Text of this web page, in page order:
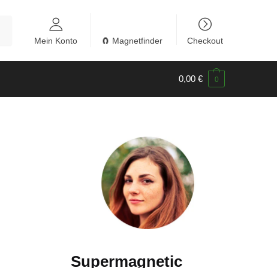
Mein Konto 🧲 Magnetfinder Checkout
0,00 € 0
Supermagnetic